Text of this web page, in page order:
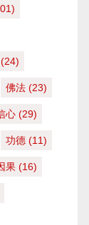
(24)
佛法 (23)
心 (29)
功德 (11)
果 (16)